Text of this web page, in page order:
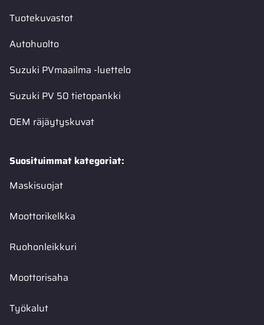
Tuotekuvastot
Autohuolto
Suzuki PVmaailma -luettelo
Suzuki PV 50 tietopankki
OEM räjäytyskuvat
Suosituimmat kategoriat:
Maskisuojat
Moottorikelkka
Ruohonleikkuri
Moottorisaha
Työkalut